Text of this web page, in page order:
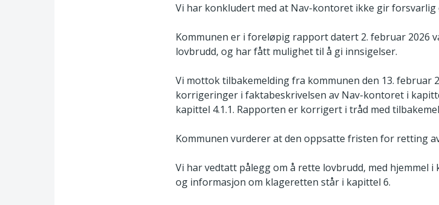
Vi har konkludert med at Nav-kontoret ikke gir
Kommunen er i foreløpig rapport datert 2. februar 2026
lovbrudd, og har fått mulighet til å gi innsigelser.
Vi mottok tilbakemelding fra kommunen den 13. februar
korrigeringer i faktabeskrivelsen av Nav-kontoret i
kapittel 4.1.1. Rapporten er korrigert i tråd med
Kommunen vurderer at den oppsatte fristen for retting
Vi har vedtatt pålegg om å rette lovbrudd, med hjemmel
og informasjon om klageretten står i kapittel 6.